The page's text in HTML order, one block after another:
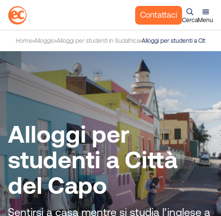
l
t
u
t
o
Contattaci
CercaMenu
Home Alloggio Alloggi per studenti in Sudafrica Alloggi per studenti a Città
Alloggi per
studenti a Città
del Capo
Sentirsi a casa mentre si studia l’inglese a